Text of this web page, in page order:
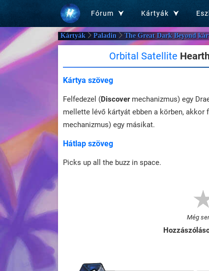
Fórum Kártyák
Kártyák Paladin The Great Dark Beyond
Orbital Satellite
Kártya szöveg
Felfedezel (Discovermechanizmus) egy
mellette lévő kártyát ebben a körben, akkor
mechanizmus) egy másikat.
Hátlap szöveg
Picks up all the buzz in space.
Még